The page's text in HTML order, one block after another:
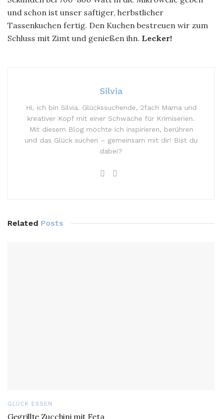
und schon ist unser saftiger, herbstlicher
Tassenkuchen fertig. Den Kuchen bestreuen wir zum
Schluss mit Zimt und genießen ihn. Lecker!
Silvia
Hi, ich bin Silvia. Glückssuchende, 2fach Mama und
kreativer Kopf mit einer Schwäche für Krimiserien.
Mit diesem Blog möchte ich inspirieren, berühren
und das Glück suchen – gemeinsam mit dir! Bist du
dabei?
Related Posts
GLÜCK ESSEN
Gegrillte Zucchini mit Feta